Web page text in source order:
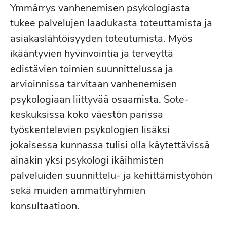
Ymmärrys vanhenemisen psykologiasta
tukee palvelujen laadukasta toteuttamista ja
asiakaslähtöisyyden toteutumista. Myös
ikääntyvien hyvinvointia ja terveyttä
edistävien toimien suunnittelussa ja
arvioinnissa tarvitaan vanhenemisen
psykologiaan liittyvää osaamista. Sote-
keskuksissa koko väestön parissa
työskentelevien psykologien lisäksi
jokaisessa kunnassa tulisi olla käytettävissä
ainakin yksi psykologi ikäihmisten
palveluiden suunnittelu- ja kehittämistyöhön
sekä muiden ammattiryhmien
konsultaatioon.